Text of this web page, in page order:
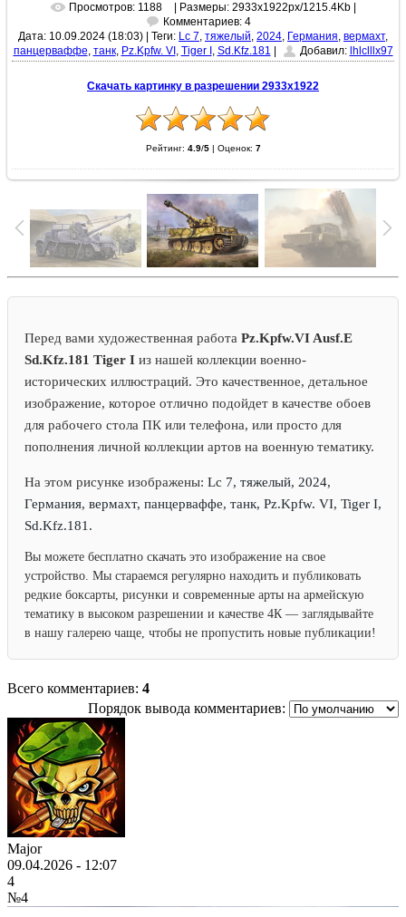
Просмотров: 1188
| Размеры: 2933x1922px/1215.4Kb |
Комментариев: 4
Дата: 10.09.2024 (18:03)
Теги: Lc 7, тяжелый, 2024, Германия, вермахт,
панцерваффе, танк, Pz.Kpfw. VI , Tiger I , Sd.Kfz.181 Добавил: lhlclllx97
Скачать картинку в разрешении 2933x1922
Рейтинг: 4.9/5| Оценок: 7
Перед вами художественная работа Pz.Kpfw.VI Ausf.E
Sd.Kfz.181 Tiger I из нашей коллекции военно-
исторических иллюстраций. Это качественное, детальное
изображение, которое отлично подойдет в качестве обоев
для рабочего стола ПК или телефона, или просто для
пополнения личной коллекции артов на военную тематику.
На этом рисунке изображены: Lc 7, тяжелый, 2024,
Германия, вермахт, панцерваффе, танк, Pz.Kpfw. VI, Tiger I,
Sd.Kfz.181.
Вы можете бесплатно скачать это изображение на свое
устройство. Мы стараемся регулярно находить и публиковать
редкие боксарты, рисунки и современные арты на армейскую
тематику в высоком разрешении и качестве 4К — заглядывайте
в нашу галерею чаще, чтобы не пропустить новые публикации!
Всего комментариев: 4
Порядок вывода комментариев:
Major
09.04.2026 - 12:07
4
№4